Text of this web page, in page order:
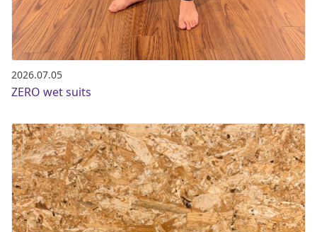
2026.07.05
ZERO wet suits